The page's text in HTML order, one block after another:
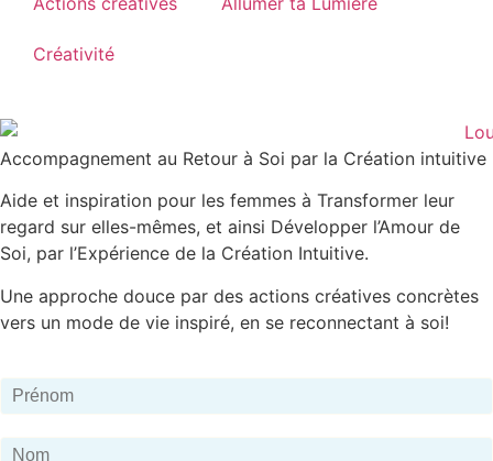
Créativité
Accompagnement au Retour à Soi par la Création intuitive
Aide et inspiration pour les femmes à Transformer leur
regard sur elles-mêmes, et ainsi Développer l’Amour de
Soi, par l’Expérience de la Création Intuitive.
Une approche douce par des actions créatives concrètes
vers un mode de vie inspiré, en se reconnectant à soi!